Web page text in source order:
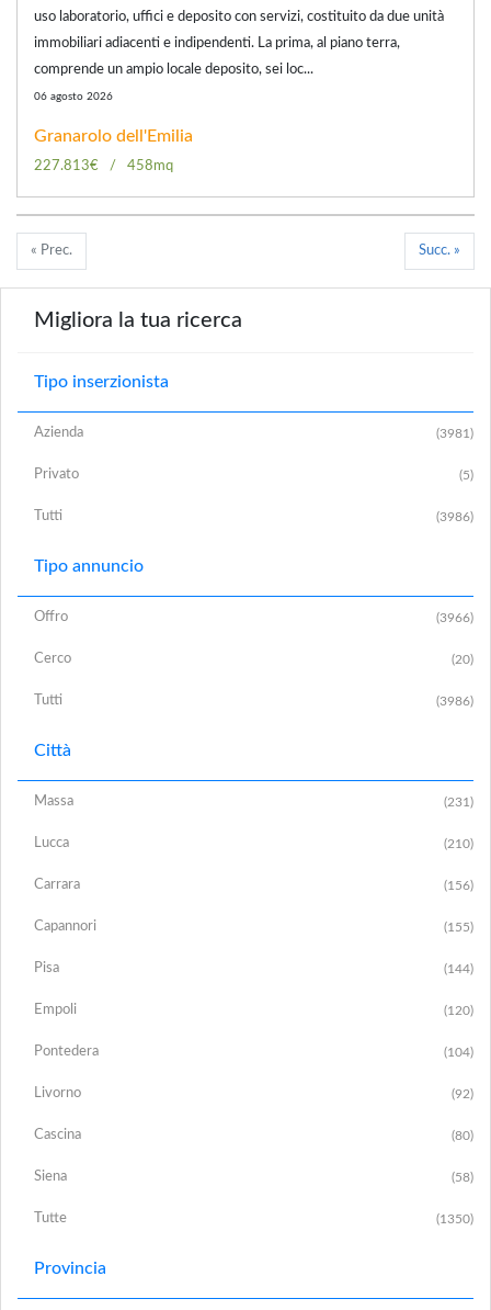
uso laboratorio, uffici e deposito con servizi, costituito da due unità
immobiliari adiacenti e indipendenti. La prima, al piano terra,
comprende un ampio locale deposito, sei loc...
06 agosto 2026
Granarolo dell'Emilia
227.813€ 458mq
« Prec. Succ. »
Migliora la tua ricerca
Tipo inserzionista
Azienda (3981)
Privato (5)
Tutti (3986)
Tipo annuncio
Offro (3966)
Cerco (20)
Tutti (3986)
Città
Massa (231)
Lucca (210)
Carrara (156)
Capannori (155)
Pisa (144)
Empoli (120)
Pontedera (104)
Livorno (92)
Cascina (80)
Siena (58)
Tutte (1350)
Provincia